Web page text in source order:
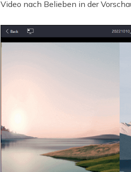
Video nach Belieben in der